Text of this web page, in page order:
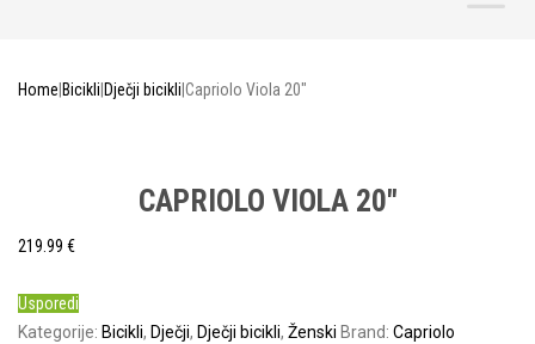
Home Bicikli Dječji bicikli Capriolo Viola 20″
CAPRIOLO VIOLA 20″
219.99 €
Usporedi
Kategorije: Bicikli, Dječji, Dječji bicikli, Ženski Brand: Capriolo